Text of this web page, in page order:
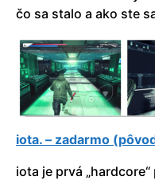
čo sa stalo a ako ste
iota. – zadarmo
iota je prvá